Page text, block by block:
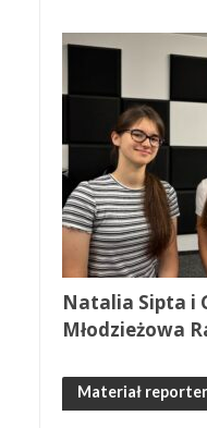
Natalia Sipta i
Młodzieżowa
Materiał